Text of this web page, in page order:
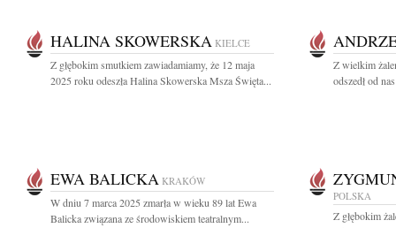
HALINA SKOWERSKA KIELCE
Z głębokim smutkiem zawiadamiamy, że 12 maja
2025 roku odeszła Halina Skowerska Msza Święta...
Z wielkim
odszedł od
EWA BALICKA KRAKÓW
W dniu 7 marca 2025 zmarła w wieku 89 lat Ewa
Balicka związana ze środowiskiem teatralnym...
POLSKA
Z głębokim